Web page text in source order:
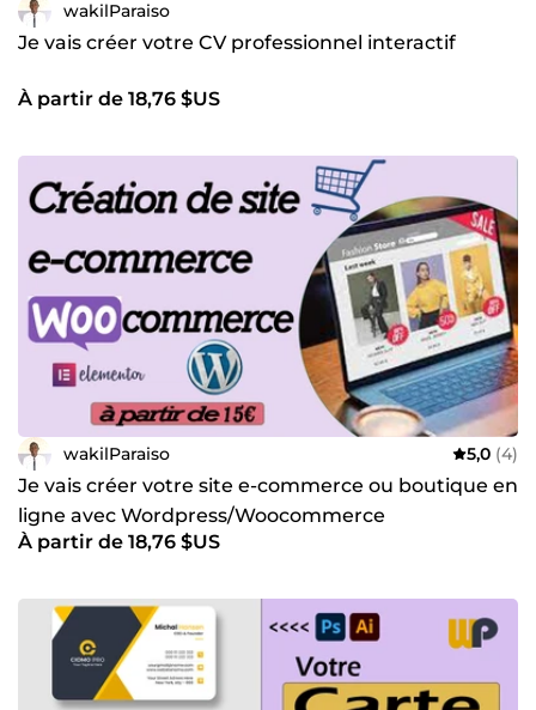
wakilParaiso
Je vais créer votre CV professionnel interactif
À partir de 18,76 $US
wakilParaiso 5,0 (4)
Je vais créer votre site e-commerce ou boutique en
ligne avec Wordpress/Woocommerce
À partir de 18,76 $US